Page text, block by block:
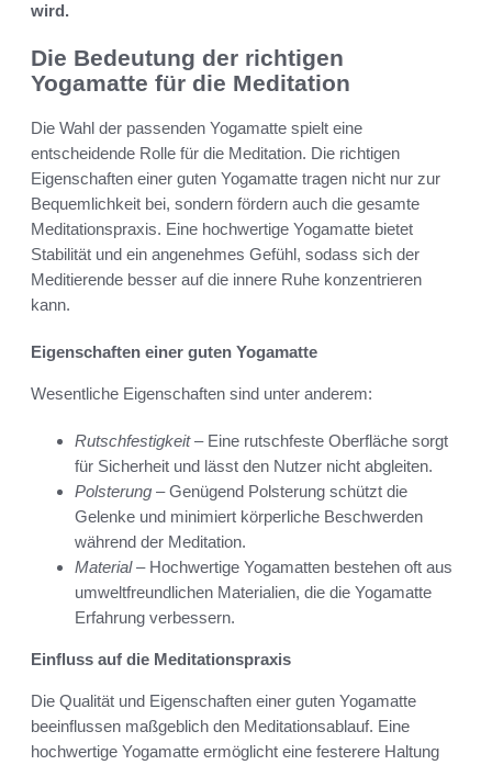
wird.
Die Bedeutung der richtigen
Yogamatte für die Meditation
Die Wahl der passenden Yogamatte spielt eine
entscheidende Rolle für die Meditation. Die richtigen
Eigenschaften einer guten Yogamatte tragen nicht nur zur
Bequemlichkeit bei, sondern fördern auch die gesamte
Meditationspraxis. Eine hochwertige Yogamatte bietet
Stabilität und ein angenehmes Gefühl, sodass sich der
Meditierende besser auf die innere Ruhe konzentrieren
kann.
Eigenschaften einer guten Yogamatte
Wesentliche Eigenschaften sind unter anderem:
Rutschfestigkeit– Eine rutschfeste Oberfläche sorgt
für Sicherheit und lässt den Nutzer nicht abgleiten.
Polsterung – Genügend Polsterung schützt die
Gelenke und minimiert körperliche Beschwerden
während der Meditation.
Material– Hochwertige Yogamatten bestehen oft aus
umweltfreundlichen Materialien, die die Yogamatte
Erfahrung verbessern.
Einfluss auf die Meditationspraxis
Die Qualität und Eigenschaften einer guten Yogamatte
beeinflussen maßgeblich den Meditationsablauf. Eine
hochwertige Yogamatte ermöglicht eine festerere Haltung